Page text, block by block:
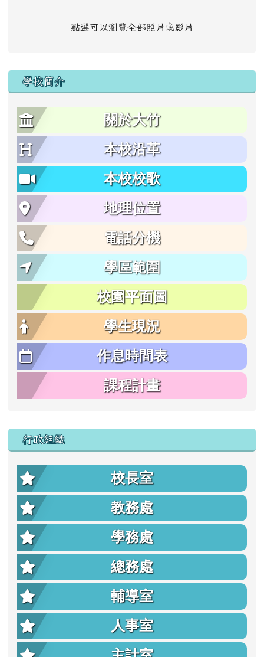
點選可以瀏覽全部照片或影片
學校簡介
關於大竹
本校沿革
本校校歌
地理位置
電話分機
學區範圍
校園平面圖
學生現況
作息時間表
課程計畫
行政組織
校長室
教務處
學務處
總務處
輔導室
人事室